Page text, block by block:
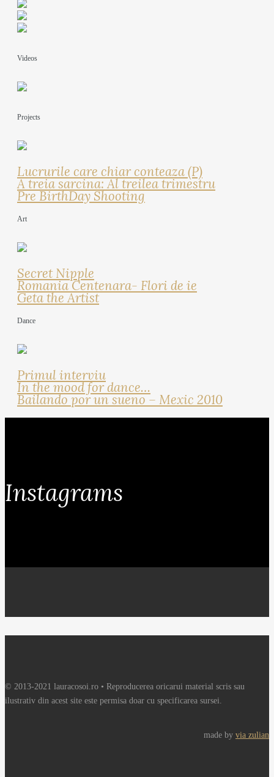
Videos
Projects
Lucrurile care chiar conteaza (P)
A treia sarcina: Al treilea trimestru
Pre BirthDay Shooting
Art
Secret Nipple
Romania Centenara- Flori de ie
Geta the Artist
Dance
Primul interviu
In the mood for dance…
Bailando por un sueno – Mexic 2010
Instagrams
© 2013-2021 lauracosoi.ro • Reproducerea oricarui material scris sau
ilustrativ din acest site este permisa doar cu specificarea sursei.
made by via zulian